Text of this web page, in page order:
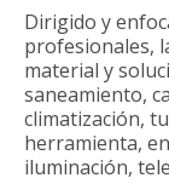
Dirigido y
profesionales,
material y
saneamiento,
climatización,
herramienta,
iluminación,